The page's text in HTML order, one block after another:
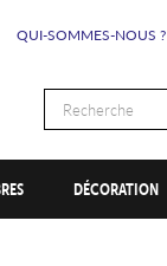
QUI-SOMMES-NOUS ?
DÉCORATION